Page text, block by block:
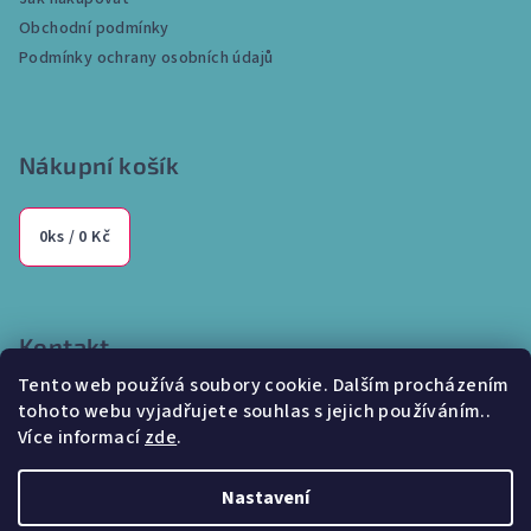
Tento web používá soubory cookie. Dalším procházením
tohoto webu vyjadřujete souhlas s jejich používáním..
Více informacízde.
Nastavení
Obchodní podmínky
Podmínky ochrany osobních údajů
Nákupní košík
0ks / 0 Kč
Kontakt
info @internetparfem.cz
603 100 829